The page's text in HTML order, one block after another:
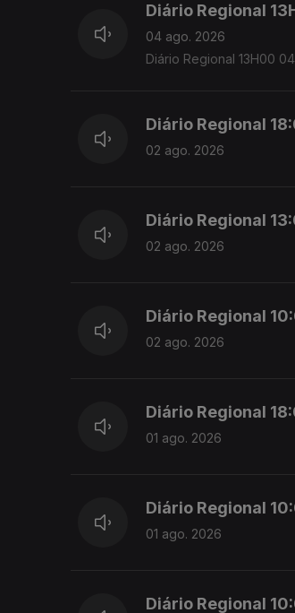
Diário Regional
04 ago. 2026
Diário Regional
02 ago. 2026
Diário Regional
02 ago. 2026
Diário Regional
02 ago. 2026
Diário Regional
01 ago. 2026
Diário Regional
01 ago. 2026
Diário Regional